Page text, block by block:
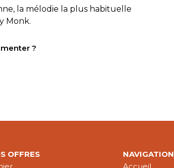
la mélodie la plus habituelle
Monk.
?
OFFRES
NAVIGATION